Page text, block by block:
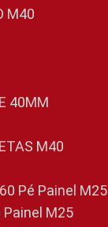
M40
40MM
M40
Pé Painel M25
Painel M25